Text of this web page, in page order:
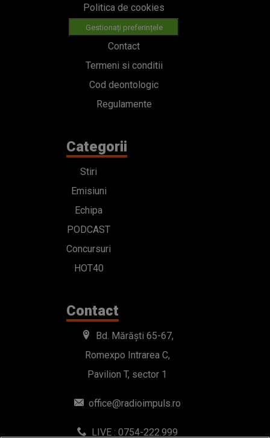
Politica de cookies
Gestionați preferințele
Contact
Termeni si conditii
Cod deontologic
Regulamente
Categorii
Stiri
Emisiuni
Echipa
PODCAST
Concursuri
HOT40
Contact
Bd. Mărăști 65-67,
Romexpo Intrarea C,
Pavilion T, sector 1
office@radioimpuls.ro
LIVE : 0754-222.999